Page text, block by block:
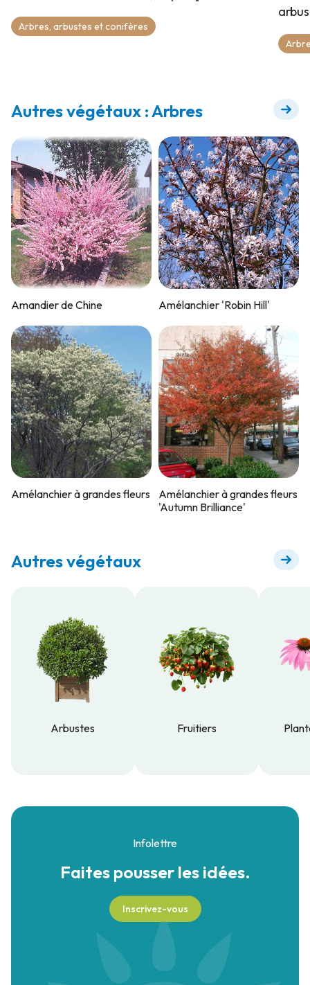
Arbres, arbustes et conifères
Autres végétaux : Arbres
Amandier de Chine Amélanchier 'Robin Hill'
Amélanchier à grandes fleurs
Amélanchier à grandes fleurs
'Autumn Brilliance'
Autres végétaux
Arbustes
Fruitiers
Infolettre
Faites pousserles idées.
Inscrivez-vous